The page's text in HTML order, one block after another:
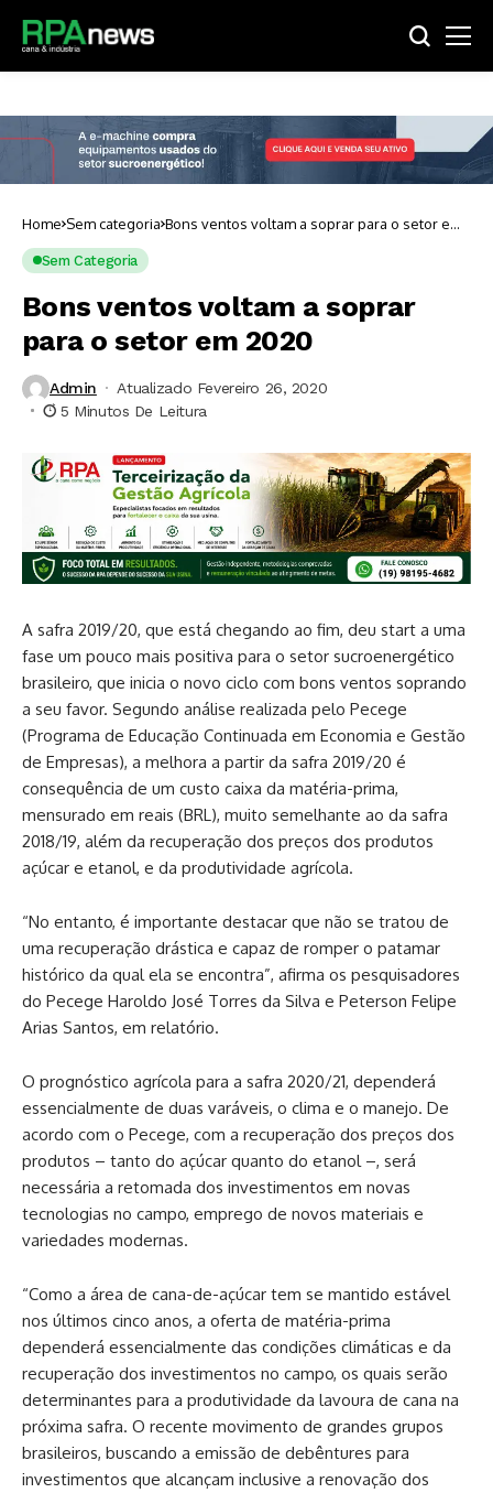
Home Sem categoria Bons ventos voltam a soprar para o setor em
Sem Categoria
Bons ventos voltam a soprar
para o setor em 2020
Admin
Atualizado Fevereiro 26, 2020
5 Minutos De Leitura
A safra 2019/20, que está chegando ao fim, deu start a uma
fase um pouco mais positiva para o setor sucroenergético
brasileiro, que inicia o novo ciclo com bons ventos soprando
a seu favor. Segundo análise realizada pelo Pecege
(Programa de Educação Continuada em Economia e Gestão
de Empresas), a melhora a partir da safra 2019/20 é
consequência de um custo caixa da matéria-prima,
mensurado em reais (BRL), muito semelhante ao da safra
2018/19, além da recuperação dos preços dos produtos
açúcar e etanol, e da produtividade agrícola.
“No entanto, é importante destacar que não se tratou de
uma recuperação drástica e capaz de romper o patamar
histórico da qual ela se encontra”, afirma os pesquisadores
do Pecege Haroldo José Torres da Silva e Peterson Felipe
Arias Santos, em relatório.
O prognóstico agrícola para a safra 2020/21, dependerá
essencialmente de duas varáveis, o clima e o manejo. De
acordo com o Pecege, com a recuperação dos preços dos
produtos – tanto do açúcar quanto do etanol –, será
necessária a retomada dos investimentos em novas
tecnologias no campo, emprego de novos materiais e
variedades modernas.
“Como a área de cana-de-açúcar tem se mantido estável
nos últimos cinco anos, a oferta de matéria-prima
dependerá essencialmente das condições climáticas e da
recuperação dos investimentos no campo, os quais serão
determinantes para a produtividade da lavoura de cana na
próxima safra. O recente movimento de grandes grupos
brasileiros, buscando a emissão de debêntures para
investimentos que alcançam inclusive a renovação dos